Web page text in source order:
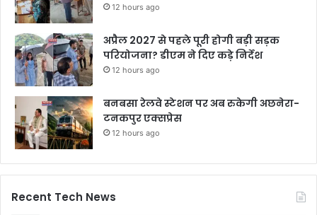
12 hours ago
अप्रैल 2027 से पहले पूरी होगी बड़ी सड़क
परियोजना? डीएम ने दिए कड़े निर्देश
12 hours ago
बनबसा रेलवे स्टेशन पर अब रुकेगी अछनेरा-
टनकपुर एक्सप्रेस
12 hours ago
Recent Tech News